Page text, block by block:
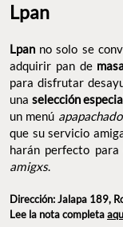
Lpan
Lpan no solo se
adquirir pan de
para disfrutar
una selección
un menú
que su servicio
harán perfecto
amigxs.
Dirección: Jalapa 189,
Lee la nota completa